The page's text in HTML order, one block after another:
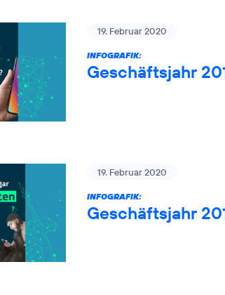
19. Februar 2020
INFOGRAFIK:
Geschäftsjahr
19. Februar 2020
INFOGRAFIK:
Geschäftsjahr